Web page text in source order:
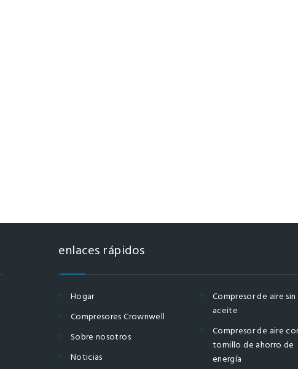
enlaces rápidos
Hogar
Compresores Crownwell
Sobre nosotros
Noticias
Compresor de aire sin
aceite
Compresor de aire
tornillo de ahorro de
energía